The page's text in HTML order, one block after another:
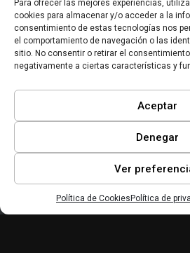
Para ofrecer las mejores experiencias,
cookies para almacenar y/o acceder a la
consentimiento de estas tecnologías nos
el comportamiento de navegación o las
sitio. No consentir o retirar el
negativamente a ciertas características y
Aceptar
Denegar
Ver
Política de Cookies Política de
Ayudas Post-DANA:
Soluciones para personas y
negocios – SoliDANA |
Inicio Mi lista